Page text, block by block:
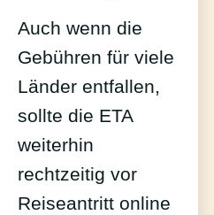
Auch wenn die
Gebühren für viele
Länder entfallen,
sollte die ETA
weiterhin
rechtzeitig vor
Reiseantritt online